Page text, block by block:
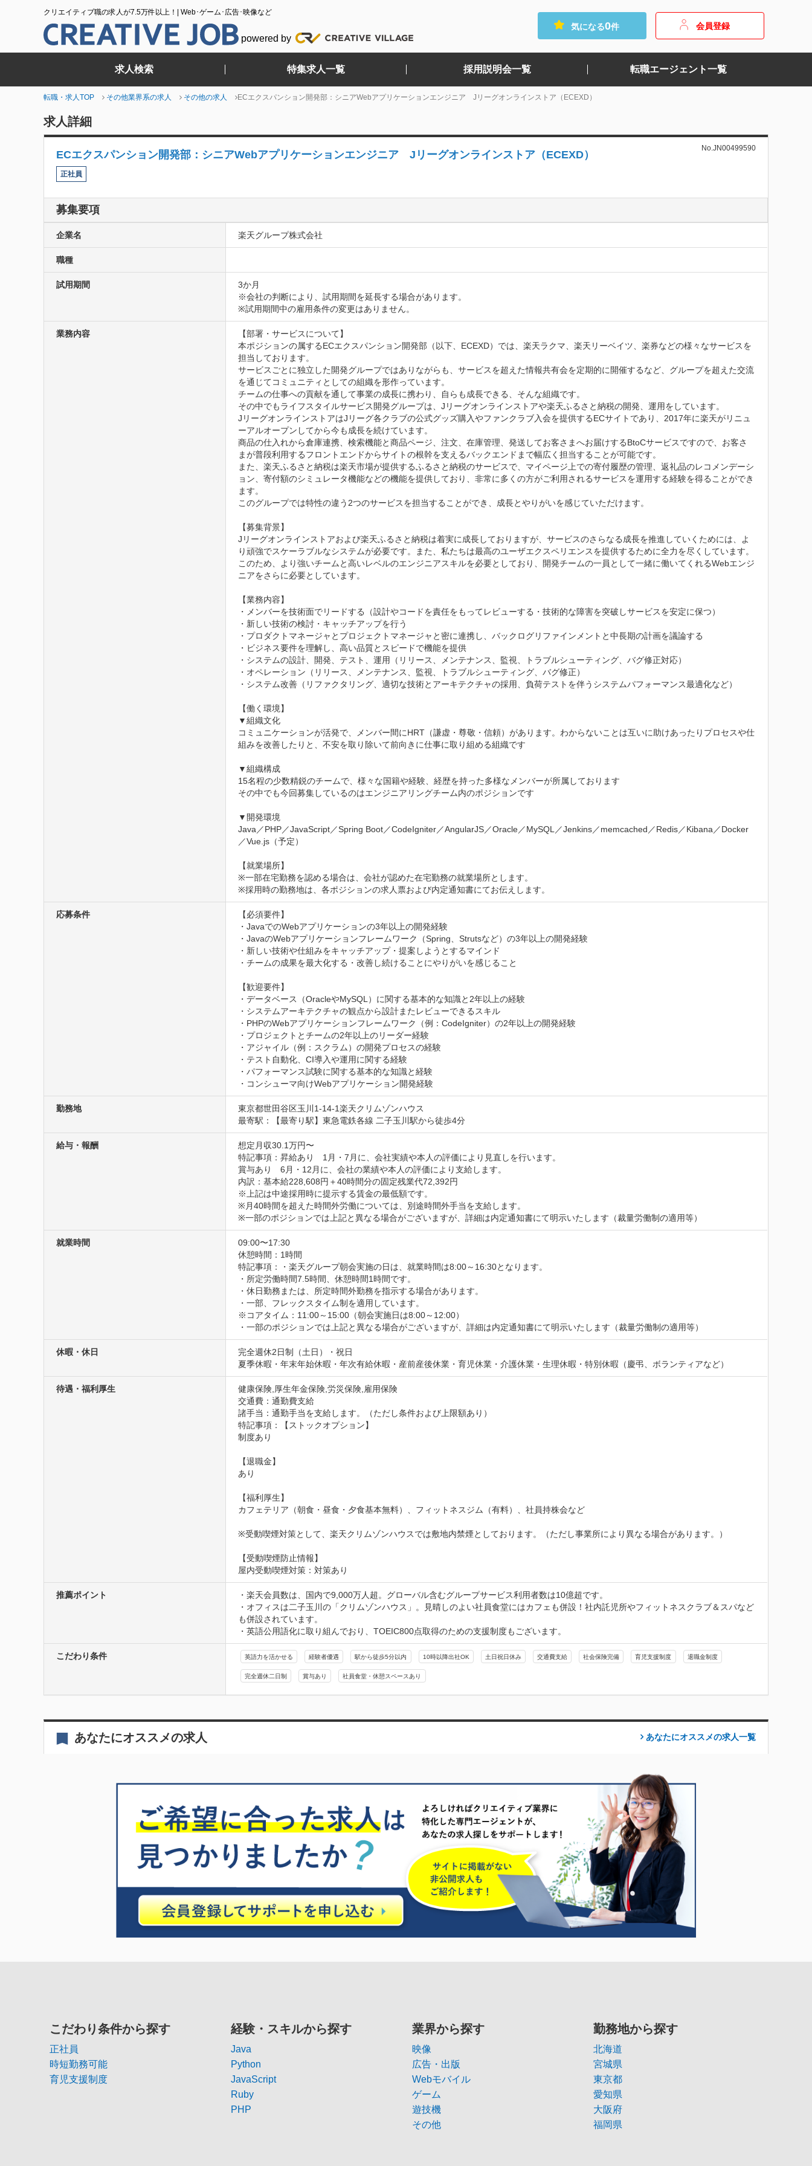
クリエイティブ職の求人が7.5万件以上！| Web･ゲーム･広告･映像など
powered by
気になる0件 会員登録
求人検索 特集求人一覧 採用説明会一覧 転職エージェント一覧
転職・求人TOP その他業界系の求人 その他の求人 ECエクスパンション開発部：シニアWebアプリケーションエンジニア Jリーグオンラインストア（ECEXD）
求人詳細
ECエクスパンション開発部：シニアWebアプリケーションエンジニア Jリーグオンラインストア（ECEXD）
No.JN00499590
正社員
募集要項
企業名 楽天グループ株式会社
職種
試用期間
3か月
※会社の判断により、試用期間を延長する場合があります。
※試用期間中の雇用条件の変更はありません。
業務内容
【部署・サービスについて】
本ポジションの属するECエクスパンション開発部（以下、ECEXD）では、楽天ラクマ、楽天リーベイツ、楽券などの様々なサービスを
担当しております。
サービスごとに独立した開発グループではありながらも、サービスを超えた情報共有会を定期的に開催するなど、グループを超えた交流
を通じてコミュニティとしての組織を形作っています。
チームの仕事への貢献を通して事業の成長に携わり、自らも成長できる、そんな組織です。
その中でもライフスタイルサービス開発グループは、Jリーグオンラインストアや楽天ふるさと納税の開発、運用をしています。
JリーグオンラインストアはJリーグ各クラブの公式グッズ購入やファンクラブ入会を提供するECサイトであり、2017年に楽天がリニュ
ーアルオープンしてから今も成長を続けています。
商品の仕入れから倉庫連携、検索機能と商品ページ、注文、在庫管理、発送してお客さまへお届けするBtoCサービスですので、お客さ
まが普段利用するフロントエンドからサイトの根幹を支えるバックエンドまで幅広く担当することが可能です。
また、楽天ふるさと納税は楽天市場が提供するふるさと納税のサービスで、マイページ上での寄付履歴の管理、返礼品のレコメンデーシ
ョン、寄付額のシミュレータ機能などの機能を提供しており、非常に多くの方がご利用されるサービスを運用する経験を得ることができ
ます。
このグループでは特性の違う2つのサービスを担当することができ、成長とやりがいを感じていただけます。
【募集背景】
Jリーグオンラインストアおよび楽天ふるさと納税は着実に成長しておりますが、サービスのさらなる成長を推進していくためには、よ
り頑強でスケーラブルなシステムが必要です。また、私たちは最高のユーザエクスペリエンスを提供するために全力を尽くしています。
このため、より強いチームと高いレベルのエンジニアスキルを必要としており、開発チームの一員として一緒に働いてくれるWebエンジ
ニアをさらに必要としています。
【業務内容】
・メンバーを技術面でリードする（設計やコードを責任をもってレビューする・技術的な障害を突破しサービスを安定に保つ）
・新しい技術の検討・キャッチアップを行う
・プロダクトマネージャとプロジェクトマネージャと密に連携し、バックログリファインメントと中長期の計画を議論する
・ビジネス要件を理解し、高い品質とスピードで機能を提供
・システムの設計、開発、テスト、運用（リリース、メンテナンス、監視、トラブルシューティング、バグ修正対応）
・オペレーション（リリース、メンテナンス、監視、トラブルシューティング、バグ修正）
・システム改善（リファクタリング、適切な技術とアーキテクチャの採用、負荷テストを伴うシステムパフォーマンス最適化など）
【働く環境】
▼組織文化
コミュニケーションが活発で、メンバー間にHRT（謙虚・尊敬・信頼）があります。わからないことは互いに助けあったりプロセスや仕
組みを改善したりと、不安を取り除いて前向きに仕事に取り組める組織です
▼組織構成
15名程の少数精鋭のチームで、様々な国籍や経験、経歴を持った多様なメンバーが所属しております
その中でも今回募集しているのはエンジニアリングチーム内のポジションです
▼開発環境
Java／PHP／JavaScript／Spring Boot／CodeIgniter／AngularJS／Oracle／MySQL／Jenkins／memcached／Redis／Kibana／Docker
／Vue.js（予定）
【就業場所】
※一部在宅勤務を認める場合は、会社が認めた在宅勤務の就業場所とします。
※採用時の勤務地は、各ポジションの求人票および内定通知書にてお伝えします。
応募条件
【必須要件】
・JavaでのWebアプリケーションの3年以上の開発経験
・JavaのWebアプリケーションフレームワーク（Spring、Strutsなど）の3年以上の開発経験
・新しい技術や仕組みをキャッチアップ・提案しようとするマインド
・チームの成果を最大化する・改善し続けることにやりがいを感じること
【歓迎要件】
・データベース（OracleやMySQL）に関する基本的な知識と2年以上の経験
・システムアーキテクチャの観点から設計またレビューできるスキル
・PHPのWebアプリケーションフレームワーク（例：CodeIgniter）の2年以上の開発経験
・プロジェクトとチームの2年以上のリーダー経験
・アジャイル（例：スクラム）の開発プロセスの経験
・テスト自動化、CI導入や運用に関する経験
・パフォーマンス試験に関する基本的な知識と経験
・コンシューマ向けWebアプリケーション開発経験
勤務地
東京都世田谷区玉川1-14-1楽天クリムゾンハウス
最寄駅：【最寄り駅】東急電鉄各線 二子玉川駅から徒歩4分
給与・報酬
想定月収30.1万円〜
特記事項：昇給あり　1月・7月に、会社実績や本人の評価により見直しを行います。
賞与あり　6月・12月に、会社の業績や本人の評価により支給します。
内訳：基本給228,608円＋40時間分の固定残業代72,392円
※上記は中途採用時に提示する賃金の最低額です。
※月40時間を超えた時間外労働については、別途時間外手当を支給します。
※一部のポジションでは上記と異なる場合がございますが、詳細は内定通知書にて明示いたします（裁量労働制の適用等）
就業時間
09:00〜17:30
休憩時間：1時間
特記事項：・楽天グループ朝会実施の日は、就業時間は8:00～16:30となります。
・所定労働時間7.5時間、休憩時間1時間です。
・休日勤務または、所定時間外勤務を指示する場合があります。
・一部、フレックスタイム制を適用しています。
※コアタイム：11:00～15:00（朝会実施日は8:00～12:00）
・一部のポジションでは上記と異なる場合がございますが、詳細は内定通知書にて明示いたします（裁量労働制の適用等）
休暇・休日
完全週休2日制（土日）・祝日
夏季休暇・年末年始休暇・年次有給休暇・産前産後休業・育児休業・介護休業・生理休暇・特別休暇（慶弔、ボランティアなど）
待遇・福利厚生
健康保険,厚生年金保険,労災保険,雇用保険
交通費：通勤費支給
諸手当：通勤手当を支給します。（ただし条件および上限額あり）
特記事項：【ストックオプション】
制度あり
【退職金】
あり
【福利厚生】
カフェテリア（朝食・昼食・夕食基本無料）、フィットネスジム（有料）、社員持株会など
※受動喫煙対策として、楽天クリムゾンハウスでは敷地内禁煙としております。（ただし事業所により異なる場合があります。）
【受動喫煙防止情報】
屋内受動喫煙対策：対策あり
推薦ポイント
・楽天会員数は、国内で9,000万人超。グローバル含むグループサービス利用者数は10億超です。
・オフィスは二子玉川の「クリムゾンハウス」。見晴しのよい社員食堂にはカフェも併設！社内託児所やフィットネスクラブ＆スパなど
も併設されています。
・英語公用語化に取り組んでおり、TOEIC800点取得のための支援制度もございます。
こだわり条件 英語力を活かせる 経験者優遇 駅から徒歩5分以内 10時以降出社OK 土日祝日休み 交通費支給 社会保険完備 育児支援制度 退職金制度
完全週休二日制 賞与あり 社員食堂・休憩スペースあり
あなたにオススメの求人 あなたにオススメの求人一覧
こだわり条件から探す
正社員
時短勤務可能
育児支援制度
経験・スキルから探す
Java
Python
JavaScript
Ruby
PHP
業界から探す
映像
広告・出版
Webモバイル
ゲーム
遊技機
その他
勤務地から探す
北海道
宮城県
東京都
愛知県
大阪府
福岡県